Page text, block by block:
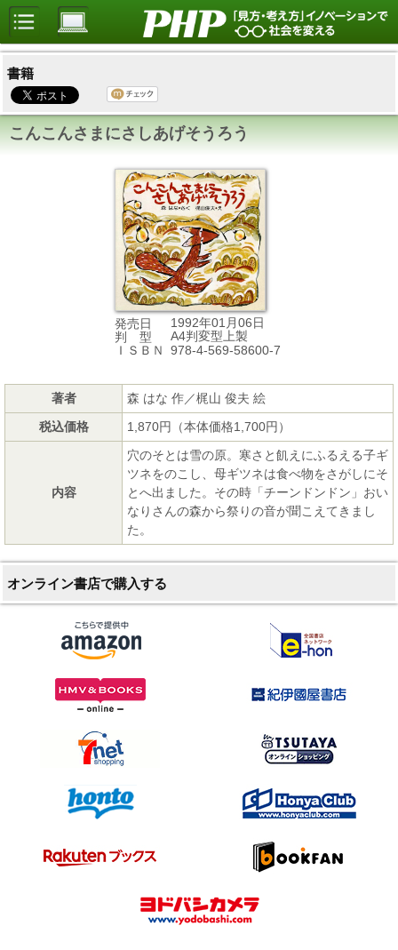
書籍
こんこんさまにさしあげそうろう
発売日
1992年01月06日
判 型
A4判変型上製
ＩＳＢＮ
978-4-569-58600-7
著者
森 はな 作／梶山 俊夫 絵
税込価格
1,870円（本体価格1,700円）
内容
穴のそとは雪の原。寒さと飢えにふるえる子ギ
ツネをのこし、母ギツネは食べ物をさがしにそ
とへ出ました。その時「チーンドンドン」おい
なりさんの森から祭りの音が聞こえてきまし
た。
オンライン書店で購入する